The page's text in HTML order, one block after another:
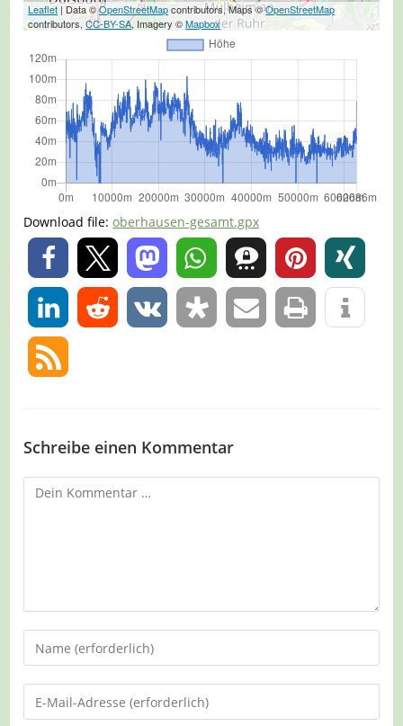
Leaflet | Data ©OpenStreetMapcontributors, Maps ©OpenStreetMap
contributors,CC-BY-SA, Imagery ©Mapbox
Download file:oberhausen-gesamt.gpx
0
0
Schreibe einen Kommentar
Kommentar
Gib
deinen
Namen
oder
Gib
deine